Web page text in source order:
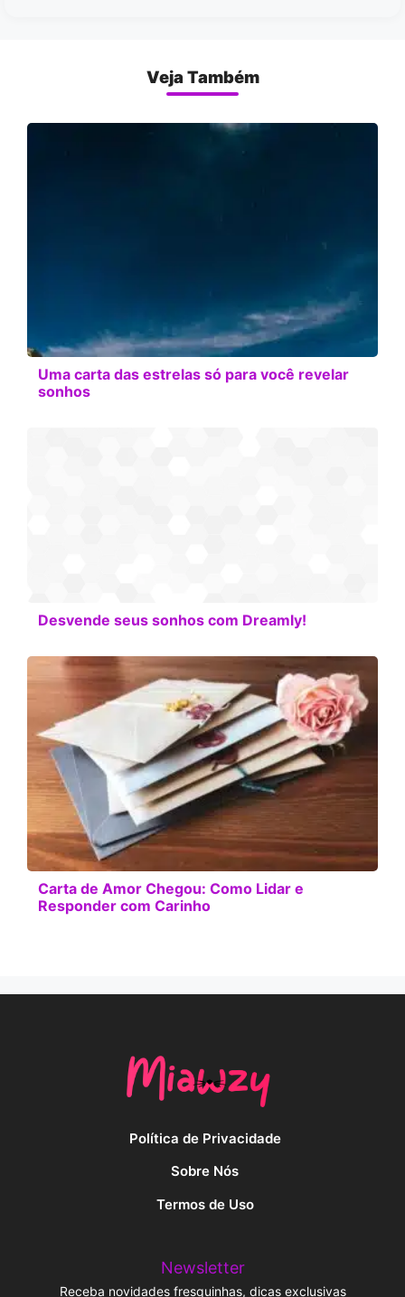
Veja Também
Uma carta das estrelas só para você revelar
sonhos
Desvende seus sonhos com Dreamly!
Carta de Amor Chegou: Como Lidar e
Responder com Carinho
Política de Privacidade
Sobre Nós
Termos de Uso
Newsletter
Receba novidades fresquinhas, dicas exclusivas